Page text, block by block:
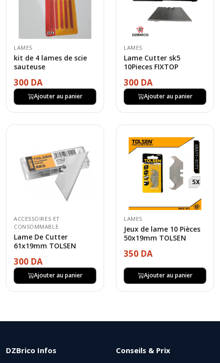
LAMES
kit de 4 lames de scie
sauteuse
300 DA
Ajouter au panier
LAMES
Lame Cutter sk5
10Pieces FIXTOP
300 DA
Ajouter au panier
ACCESSOIRES ET
CONSOMMABLE
Lame De Cutter
61x19mm TOLSEN
300 DA
Ajouter au panier
LAMES
Jeux de lame 10 Pièces
50x19mm TOLSEN
350 DA
Ajouter au panier
DZBrico Infos Conseils & Prix